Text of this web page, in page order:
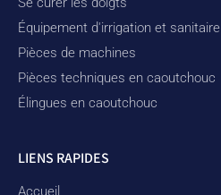
Équipement d'irrigation et sanitaire
Pièces de machines
Pièces techniques en caoutchouc
Élingues en caoutchouc
LIENS RAPIDES
Accueil